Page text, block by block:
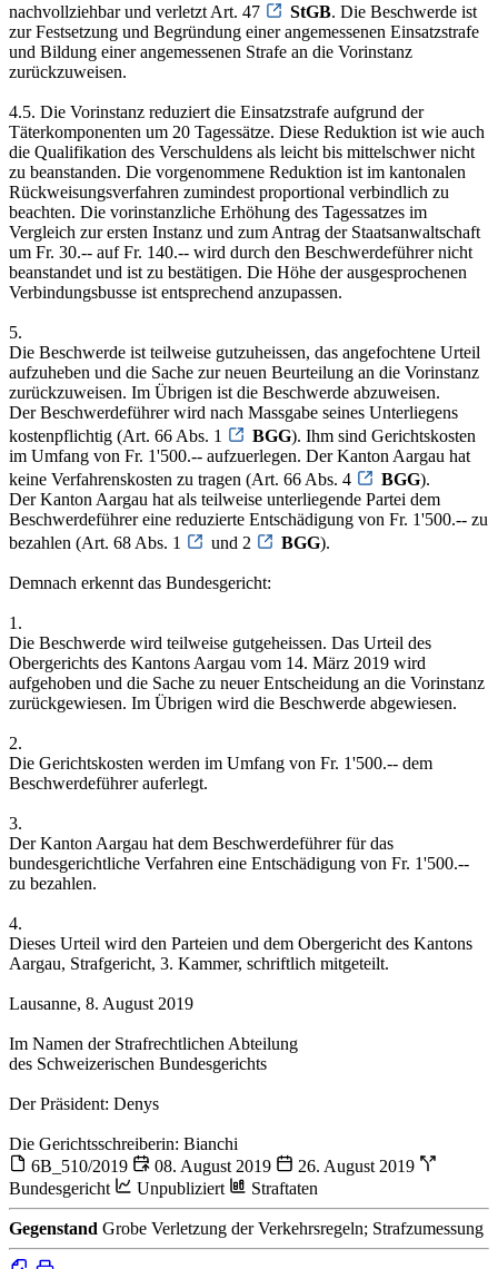
nachvollziehbar und verletzt Art. 47
StGB. Die Beschwerde ist
zur Festsetzung und Begründung einer angemessenen Einsatzstrafe
und Bildung einer angemessenen Strafe an die Vorinstanz
zurückzuweisen.
4.5. Die Vorinstanz reduziert die Einsatzstrafe aufgrund der
Täterkomponenten um 20 Tagessätze. Diese Reduktion ist wie auch
die Qualifikation des Verschuldens als leicht bis mittelschwer nicht
zu beanstanden. Die vorgenommene Reduktion ist im kantonalen
Rückweisungsverfahren zumindest proportional verbindlich zu
beachten. Die vorinstanzliche Erhöhung des Tagessatzes im
Vergleich zur ersten Instanz und zum Antrag der Staatsanwaltschaft
um Fr. 30.-- auf Fr. 140.-- wird durch den Beschwerdeführer nicht
beanstandet und ist zu bestätigen. Die Höhe der ausgesprochenen
Verbindungsbusse ist entsprechend anzupassen.
5.
Die Beschwerde ist teilweise gutzuheissen, das angefochtene Urteil
aufzuheben und die Sache zur neuen Beurteilung an die Vorinstanz
zurückzuweisen. Im Übrigen ist die Beschwerde abzuweisen.
Der Beschwerdeführer wird nach Massgabe seines Unterliegens
kostenpflichtig (Art. 66 Abs. 1
BGG). Ihm sind Gerichtskosten
im Umfang von Fr. 1'500.-- aufzuerlegen. Der Kanton Aargau hat
keine Verfahrenskosten zu tragen (Art. 66 Abs. 4
BGG).
Der Kanton Aargau hat als teilweise unterliegende Partei dem
Beschwerdeführer eine reduzierte Entschädigung von Fr. 1'500.-- zu
bezahlen (Art. 68 Abs. 1
und 2 BGG).
Demnach erkennt das Bundesgericht:
1.
Die Beschwerde wird teilweise gutgeheissen. Das Urteil des
Obergerichts des Kantons Aargau vom 14. März 2019 wird
aufgehoben und die Sache zu neuer Entscheidung an die Vorinstanz
zurückgewiesen. Im Übrigen wird die Beschwerde abgewiesen.
2.
Die Gerichtskosten werden im Umfang von Fr. 1'500.-- dem
Beschwerdeführer auferlegt.
3.
Der Kanton Aargau hat dem Beschwerdeführer für das
bundesgerichtliche Verfahren eine Entschädigung von Fr. 1'500.--
zu bezahlen.
4.
Dieses Urteil wird den Parteien und dem Obergericht des Kantons
Aargau, Strafgericht, 3. Kammer, schriftlich mitgeteilt.
Lausanne, 8. August 2019
Im Namen der Strafrechtlichen Abteilung
des Schweizerischen Bundesgerichts
Der Präsident: Denys
Die Gerichtsschreiberin: Bianchi
6B_510/2019
08. August 2019
26. August 2019
Bundesgericht
Unpubliziert Straftaten
Gegenstand Grobe Verletzung der Verkehrsregeln; Strafzumessung